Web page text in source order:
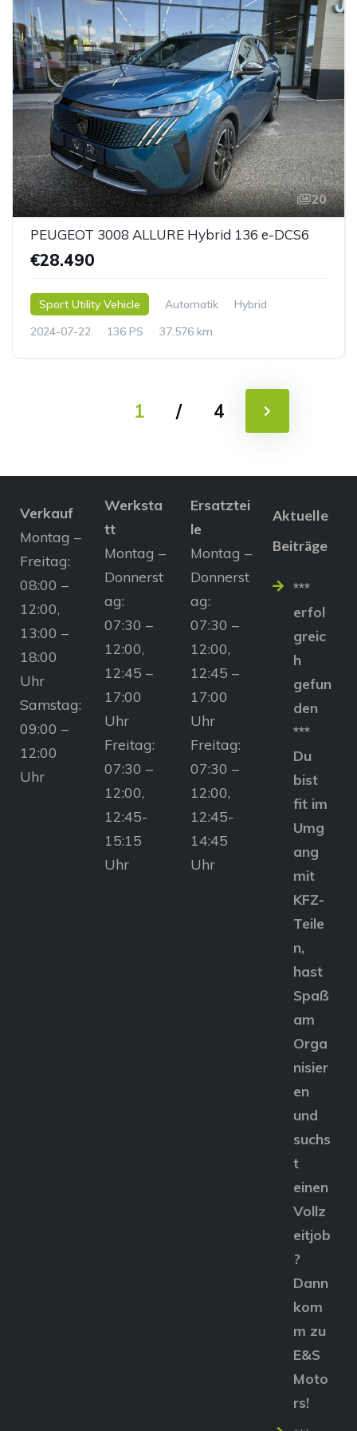
20
PEUGEOT 3008 ALLURE Hybrid 136 e-DCS6
€28.490
Sport Utility Vehicle Automatik
Hybrid
2024-07-22
136 PS 37.576 km
1 / 4
Verkauf
Montag –
Freitag:
08:00 –
12:00,
13:00 –
18:00
Uhr
Samstag:
09:00 –
12:00
Uhr
Werksta
tt
Montag –
Donnerst
ag:
07:30 –
12:00,
12:45 –
17:00
Uhr
Freitag:
07:30 –
12:00,
12:45-
15:15
Uhr
Ersatztei
le
Montag –
Donnerst
ag:
07:30 –
12:00,
12:45 –
17:00
Uhr
Freitag:
07:30 –
12:00,
12:45-
14:45
Uhr
Aktuelle
Beiträge
***
erfol
greic
h
gefun
den
***
Du
bist
fit im
Umg
ang
mit
KFZ-
Teile
n,
hast
Spaß
am
Orga
nisier
en
und
suchs
t
einen
Vollz
eitjob
?
Dann
kom
m zu
E&S
Moto
rs!